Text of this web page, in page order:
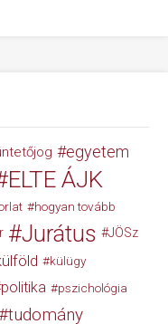
egyetem
ELTE ÁJK
hogyan tovább
Jurátus JÖSz
külügy
politika pszichológia
tudomány